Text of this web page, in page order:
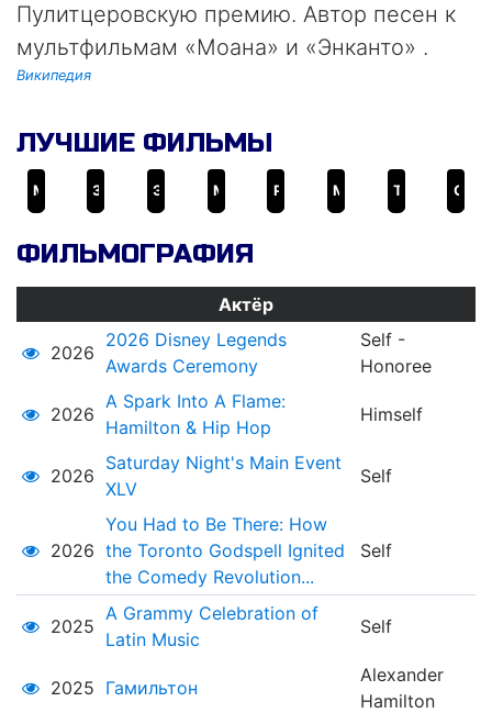
Пулитцеровскую премию. Автор песен к
мультфильмам «Моана» и «Энканто» .
Википедия
ЛУЧШИЕ ФИЛЬМЫ
ФИЛЬМОГРАФИЯ
Актёр
2026
2026 Disney Legends
Awards Ceremony
Self -
Honoree
2026
A Spark Into A Flame:
Hamilton & Hip Hop
Himself
2026
Saturday Night's Main Event
XLV
Self
2026
You Had to Be There: How
the Toronto Godspell Ignited
the Comedy Revolution...
Self
2025
A Grammy Celebration of
Latin Music
Self
2025 Гамильтон
Alexander
Hamilton